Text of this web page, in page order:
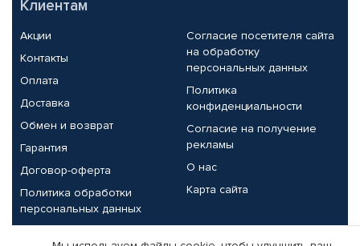
Клиентам
Акции
Контакты
Оплата
Доставка
Обмен и возврат
Гарантия
Договор-оферта
Политика обработки
персональных данных
Согласие посетителя сайта
на обработку
персональных данных
Политика
конфиденциальности
Согласие на получение
рекламы
О нас
Карта сайта